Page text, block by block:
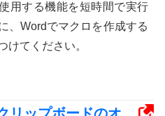
用する機能を短時間で実行
、Wordでマクロを作成する
けてください。